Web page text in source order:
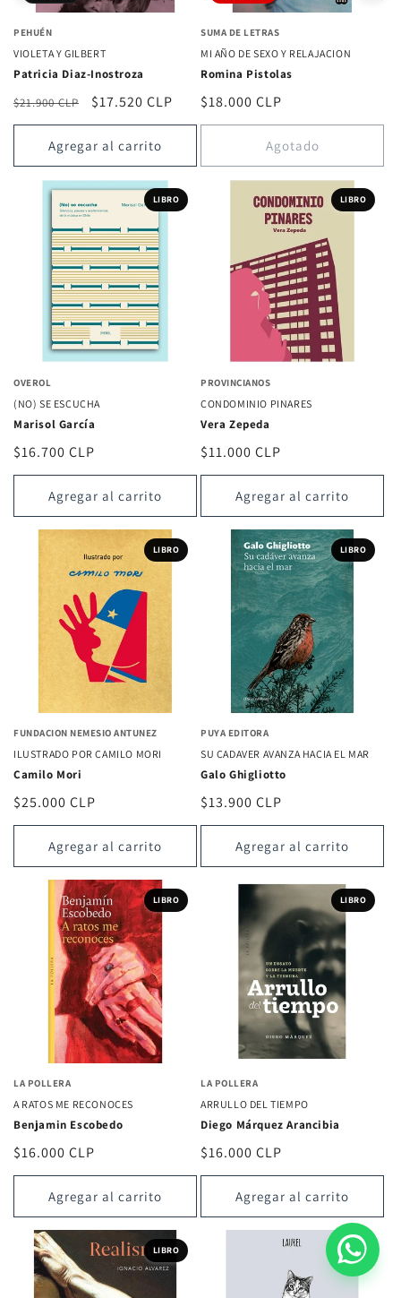
PEHUÉN
VIOLETA Y GILBERT
Patricia Diaz-Inostroza
Precio
habitual
$21.900 CLP
Precio
de
oferta
$17.520 CLP
Agregar al carrito
SUMA DE LETRAS
MI AÑO DE SEXO Y RELAJACION
Romina Pistolas
Precio
habitual
$18.000 CLP
Agotado
LIBRO
OVEROL
(NO) SE ESCUCHA
Marisol García
Precio
habitual
$16.700 CLP
Agregar al carrito
LIBRO
PROVINCIANOS
CONDOMINIO PINARES
Vera Zepeda
Precio
habitual
$11.000 CLP
Agregar al carrito
LIBRO
FUNDACION NEMESIO ANTUNEZ
ILUSTRADO POR CAMILO MORI
Camilo Mori
Precio
habitual
$25.000 CLP
Agregar al carrito
LIBRO
PUYA EDITORA
SU CADAVER AVANZA HACIA EL MAR
Galo Ghigliotto
Precio
habitual
$13.900 CLP
Agregar al carrito
LIBRO
LA POLLERA
A RATOS ME RECONOCES
Benjamin Escobedo
Precio
habitual
$16.000 CLP
Agregar al carrito
LIBRO
LA POLLERA
ARRULLO DEL TIEMPO
Diego Márquez Arancibia
Precio
habitual
$16.000 CLP
Agregar al carrito
LIBRO LIBRO